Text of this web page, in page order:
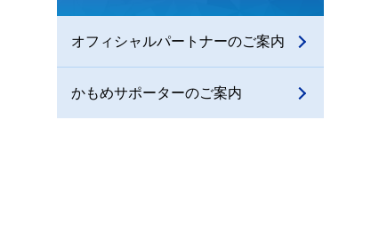
オフィシャルパートナーのご案内
かもめサポーターのご案内